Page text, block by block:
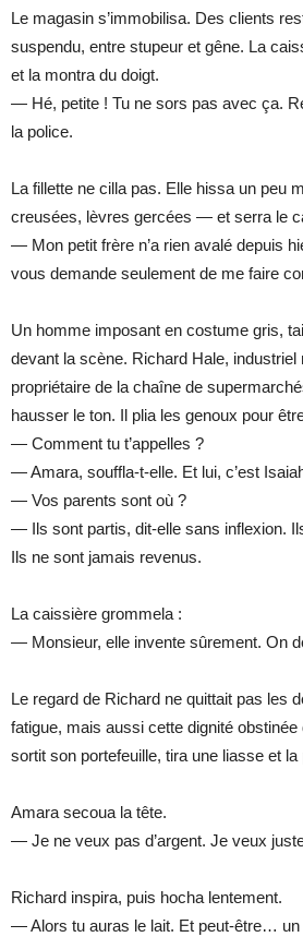
Le magasin s’immobilisa. Des clients
suspendu, entre stupeur et gêne. La
et la montra du doigt.
— Hé, petite ! Tu ne sors pas avec ça.
la police.
La fillette ne cilla pas. Elle hissa un peu
creusées, lèvres gercées — et serra le
— Mon petit frère n’a rien avalé depuis
vous demande seulement de me faire
Un homme imposant en costume gris,
devant la scène. Richard Hale, industriel
propriétaire de la chaîne de
hausser le ton. Il plia les genoux pour
— Comment tu t’appelles ?
— Amara, souffla-t-elle. Et lui, c’est
— Vos parents sont où ?
— Ils sont partis, dit-elle sans inflexion.
Ils ne sont jamais revenus.
La caissière grommela :
— Monsieur, elle invente sûrement. On
Le regard de Richard ne quittait pas les
fatigue, mais aussi cette dignité obstinée
sortit son portefeuille, tira une liasse et la
Amara secoua la tête.
— Je ne veux pas d’argent. Je veux
Richard inspira, puis hocha lentement.
— Alors tu auras le lait. Et peut-être… un